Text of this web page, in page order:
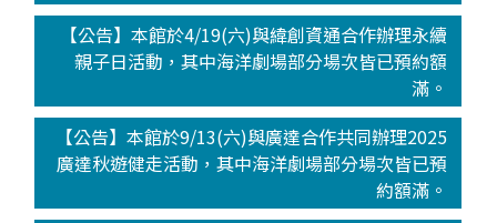
【公告】本館於4/19(六)與緯創資通合作辦理永續
親子日活動，其中海洋劇場部分場次皆已預約額
滿。
【公告】本館於9/13(六)與廣達合作共同辦理2025
廣達秋遊健走活動，其中海洋劇場部分場次皆已預
約額滿。